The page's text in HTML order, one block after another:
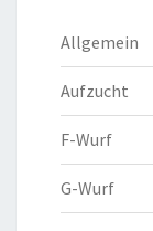
Allgemein
Aufzucht
F-Wurf
G-Wurf